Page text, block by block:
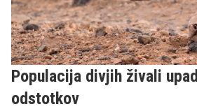
Populacija divjih živali
odstotkov